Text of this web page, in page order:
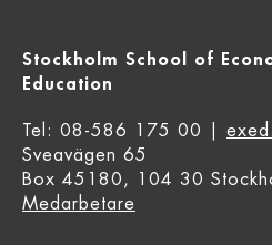
Stockholm School of
Education
Tel: 08-586 175 00 |
Sveavägen 65
Box 45180, 104 30
Medarbetare